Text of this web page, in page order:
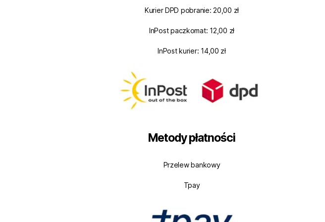
Kurier DPD pobranie: 20,00 zł
InPost paczkomat: 12,00 zł
InPost kurier: 14,00 zł
Metody płatności
Przelew bankowy
Tpay